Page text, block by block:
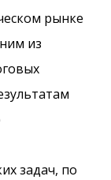
рынке
из
задач, по